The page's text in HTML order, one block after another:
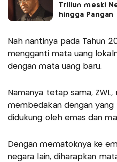
Triliun meski
hingga Pangan
Nah nantinya pada Tahun
mengganti mata uang
dengan mata uang baru.
Namanya tetap sama, ZWL,
membedakan dengan yang
didukung oleh emas dan
Dengan mematoknya ke
negara lain, diharapkan